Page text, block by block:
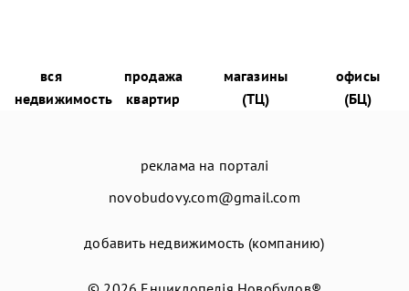
вся
недвижимость
продажа
квартир
магазины
(ТЦ)
офисы
(БЦ)
реклама на порталі
novobudovy.com@gmail.com
добавить недвижимость (компанию)